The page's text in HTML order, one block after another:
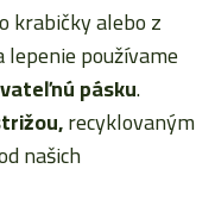
krabičky alebo z
lepenie používame
pásku.
recyklovaným
našich